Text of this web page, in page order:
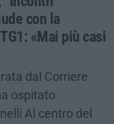
con la
«Mai più casi
dal Corriere
ospitato
Al centro del